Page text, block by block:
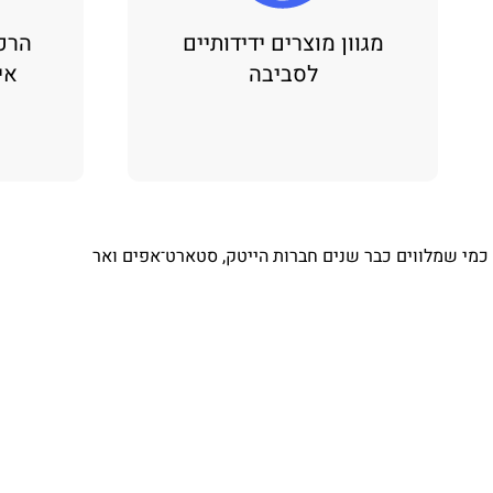
מגוון מוצרים ידידותיים
לסביבה
⁨ כמי שמלווים כבר שנים חברות הייטק, סטארט־אפים ואר